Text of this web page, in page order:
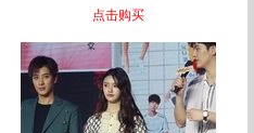
点击购买